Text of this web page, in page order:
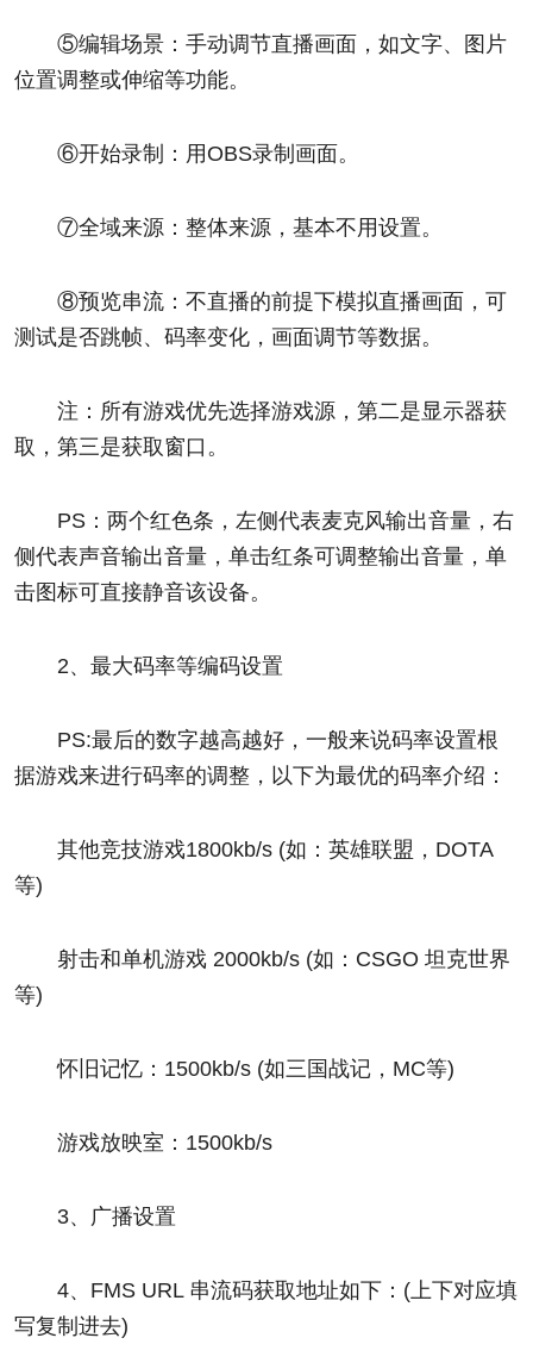
⑤编辑场景：手动调节直播画面，如文字、图片
位置调整或伸缩等功能。
⑥开始录制：用OBS录制画面。
⑦全域来源：整体来源，基本不用设置。
⑧预览串流：不直播的前提下模拟直播画面，可
测试是否跳帧、码率变化，画面调节等数据。
注：所有游戏优先选择游戏源，第二是显示器获
取，第三是获取窗口。
PS：两个红色条，左侧代表麦克风输出音量，右
侧代表声音输出音量，单击红条可调整输出音量，单
击图标可直接静音该设备。
2、最大码率等编码设置
PS:最后的数字越高越好，一般来说码率设置根
据游戏来进行码率的调整，以下为最优的码率介绍：
其他竞技游戏1800kb/s (如：英雄联盟，DOTA
等)
射击和单机游戏 2000kb/s (如：CSGO 坦克世界
等)
怀旧记忆：1500kb/s (如三国战记，MC等)
游戏放映室：1500kb/s
3、广播设置
4、FMS URL 串流码获取地址如下：(上下对应填
写复制进去)